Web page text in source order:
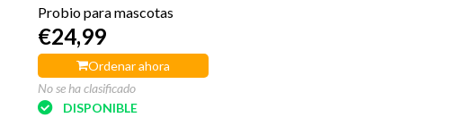
Probio para mascotas
€24,99
Ordenar ahora
No se ha clasificado
DISPONIBLE